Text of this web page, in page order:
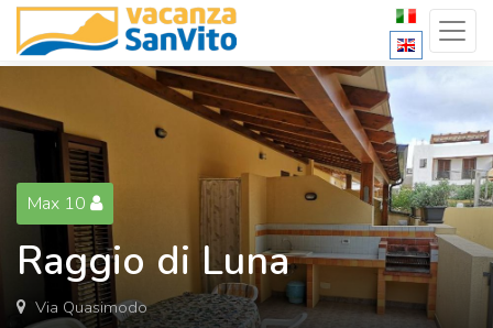
Max 10
Raggio di Luna
Via Quasimodo